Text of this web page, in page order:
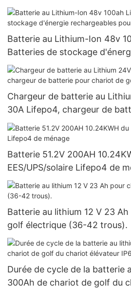
bateaux et véhicules utilitaires
Batterie au Lithium-Ion 48v
Batteries de stockage
pour système solaire
Chargeur de batterie au
30A Lifepo4, chargeur de
de golf
Batterie 51.2V 200AH
EES/UPS/solaire Lifepo4 de
Batterie au lithium 12 V 23
golf électrique (36-42 trous).
Durée de cycle de la batterie
300Ah de chariot de golf du